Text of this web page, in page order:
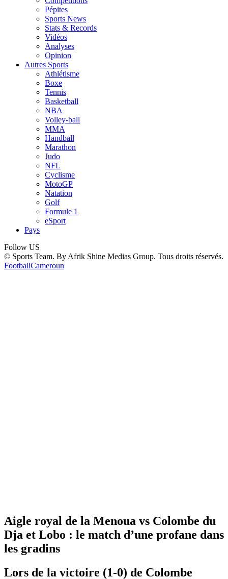
Pépites
Sports News
Stats & Records
Vidéos
Analyses
Opinion
Autres Sports
Athlétisme
Boxe
Tennis
Basketball
NBA
Volley-ball
MMA
Handball
Marathon
Judo
NFL
Cyclisme
MotoGP
Natation
Golf
Formule 1
eSport
Pays
Follow US
© Sports Team. By Afrik Shine Medias Group. Tous droits réservés.
FootballCameroun
Aigle royal de la Menoua vs Colombe du
Dja et Lobo : le match d’une profane dans
les gradins
Lors de la victoire (1-0) de Colombe